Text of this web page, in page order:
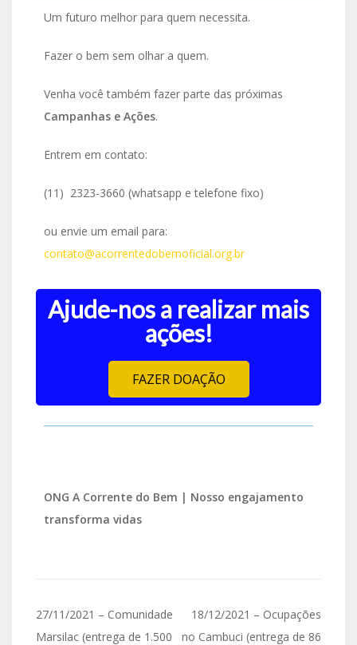
Um futuro melhor para quem necessita.
Fazer o bem sem olhar a quem.
Venha você também fazer parte das próximas
Campanhas e Ações.
Entrem em contato:
(11) 2323-3660 (whatsapp e telefone fixo)
ou envie um email para:
contato@acorrentedobemoficial.org.br
Ajude-nos a realizar mais
ações!
FAZER DOAÇÃO
ONG A Corrente do Bem | Nosso engajamento
transforma vidas
27/11/2021 – Comunidade
Marsilac (entrega de 1.500
18/12/2021 – Ocupações
no Cambuci (entrega de 86